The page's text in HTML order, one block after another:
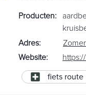
Producten:
Adres:
Website:
fiets route